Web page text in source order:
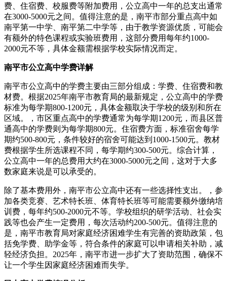
费、住宿费、校服费等附加费用，公立高中一年的总支出通常
在3000-5000元之间。值得注意的是，南平市部分重点高中如
南平第一中学、南平第二中学等，由于教学资源优质，可能会
有额外的特色课程或实验班费用，这部分费用每年约1000-
2000元不等，具体金额需根据学校实际情况而定。
南平市公立高中学费详解
南平市公立高中的学费主要由三部分组成：学费、住宿费和教
材费。根据2025年南平市教育局的最新规定，公立高中的学费
标准为每学期800-1200元，具体金额取决于学校的级别和所在
区域。，市区重点高中的学费通常为每学期1200元，而县区普
通高中的学费则为每学期800元。住宿费方面，标准宿舍每学
期约500-800元，条件较好的宿舍可能达到1000-1500元。教材
费根据学生所选课程不同，每学期约300-500元。综合计算，
公立高中一年的总费用大约在3000-5000元之间，这对于大多
数家庭来说是可以承受的。
除了基本费用外，南平市公立高中还有一些选择性支出。，参
加各类竞赛、艺术特长班、体育特长班等可能需要额外缴纳培
训费，每年约500-2000元不等。学校组织的研学活动、社会实
践等也会产生一定费用，每次活动约200-500元。值得注意的
是，南平市教育局对家庭经济困难学生有完善的资助政策，包
括免学费、助学金等，符合条件的家庭可以申请相关补助，减
轻经济负担。2025年，南平市进一步扩大了资助范围，确保不
让一个学生因家庭经济困难而失学。